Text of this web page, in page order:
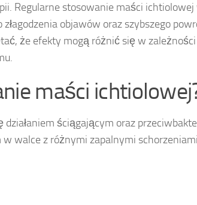
Regularne stosowanie maści
objawów oraz szybszego
że efekty mogą różnić się w zależności
maści
działaniem ściągającym oraz
walce z różnymi zapalnymi